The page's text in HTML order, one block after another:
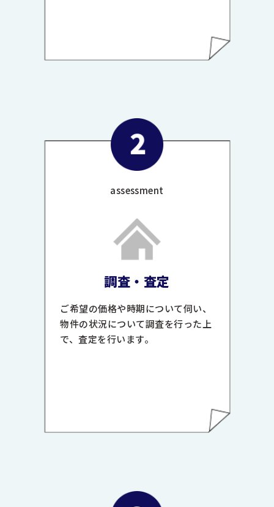
assessment
調査・査定
ご希望の価格や時期について伺い、
物件の状況について調査を行った上
で、査定を行います。